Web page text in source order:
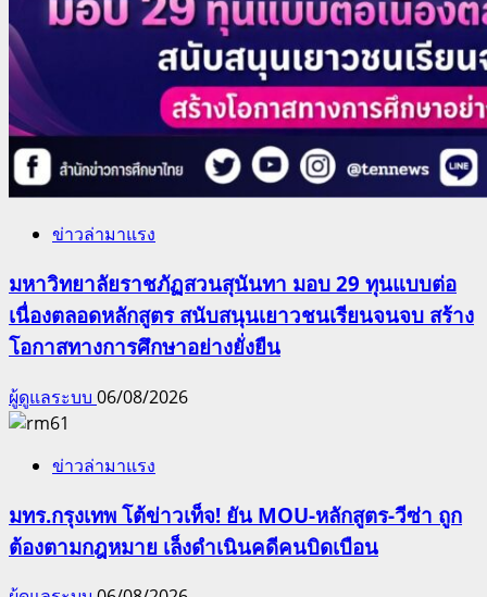
ข่าวล่ามาแรง
มหาวิทยาลัยราชภัฏสวนสุนันทา มอบ 29 ทุนแบบต่อ
เนื่องตลอดหลักสูตร สนับสนุนเยาวชนเรียนจนจบ สร้าง
โอกาสทางการศึกษาอย่างยั่งยืน
ผู้ดูแลระบบ 06/08/2026
ข่าวล่ามาแรง
มทร.กรุงเทพ โต้ข่าวเท็จ! ยัน MOU-หลักสูตร-วีซ่า ถูก
ต้องตามกฎหมาย เล็งดำเนินคดีคนบิดเบือน